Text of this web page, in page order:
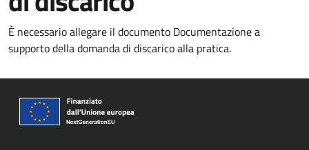
È necessario allegare il documento Documentazione a
supporto della domanda di discarico alla pratica.